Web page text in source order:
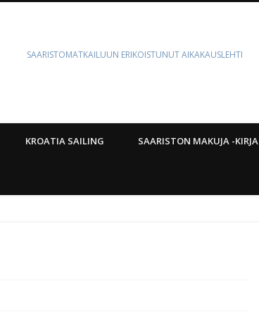
SAARISTOMATKAILUUN ERIKOISTUNUT AIKAKAUSLEHTI
KROATIA SAILING SAARISTON MAKUJA -KIRJA